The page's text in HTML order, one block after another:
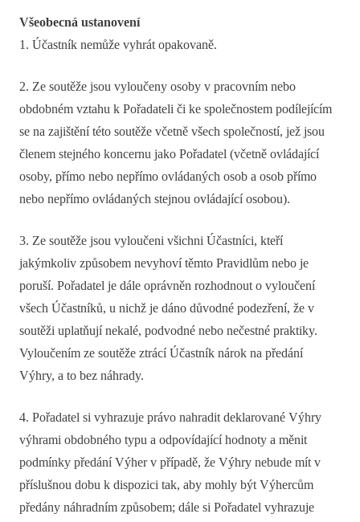
Všeobecná ustanovení
1. Účastník nemůže vyhrát opakovaně.
2. Ze soutěže jsou vyloučeny osoby v pracovním nebo
obdobném vztahu k Pořadateli či ke společnostem podílejícím
se na zajištění této soutěže včetně všech společností, jež jsou
členem stejného koncernu jako Pořadatel (včetně ovládající
osoby, přímo nebo nepřímo ovládaných osob a osob přímo
nebo nepřímo ovládaných stejnou ovládající osobou).
3. Ze soutěže jsou vyloučeni všichni Účastníci, kteří
jakýmkoliv způsobem nevyhoví těmto Pravidlům nebo je
poruší. Pořadatel je dále oprávněn rozhodnout o vyloučení
všech Účastníků, u nichž je dáno důvodné podezření, že v
soutěži uplatňují nekalé, podvodné nebo nečestné praktiky.
Vyloučením ze soutěže ztrácí Účastník nárok na předání
Výhry, a to bez náhrady.
4. Pořadatel si vyhrazuje právo nahradit deklarované Výhry
výhrami obdobného typu a odpovídající hodnoty a měnit
podmínky předání Výher v případě, že Výhry nebude mít v
příslušnou dobu k dispozici tak, aby mohly být Výhercům
předány náhradním způsobem; dále si Pořadatel vyhrazuje